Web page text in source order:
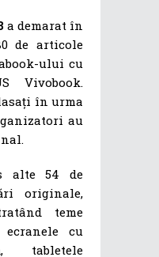
a demarat în
de articole
ului cu
Vivobook.
în urma
au
alte 54 de
originale,
teme
ecranele cu
tabletele